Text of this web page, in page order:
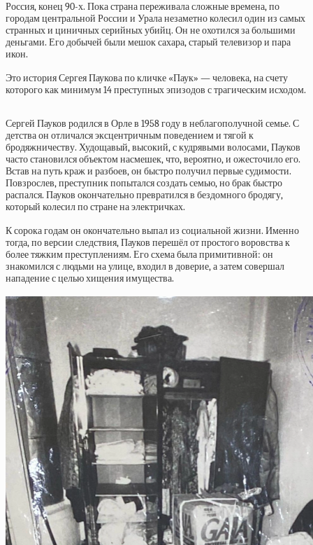
Россия, конец 90-х. Пока страна переживала сложные времена, по
городам центральной России и Урала незаметно колесил один из самых
странных и циничных серийных убийц. Он не охотился за большими
деньгами. Его добычей были мешок сахара, старый телевизор и пара
икон.
Это история Сергея Паукова по кличке «Паук» — человека, на счету
которого как минимум 14 преступных эпизодов с трагическим исходом.
Сергей Пауков родился в Орле в 1958 году в неблагополучной семье. С
детства он отличался эксцентричным поведением и тягой к
бродяжничеству. Худощавый, высокий, с кудрявыми волосами, Пауков
часто становился объектом насмешек, что, вероятно, и ожесточило его.
Встав на путь краж и разбоев, он быстро получил первые судимости.
Повзрослев, преступник попытался создать семью, но брак быстро
распался. Пауков окончательно превратился в бездомного бродягу,
который колесил по стране на электричках.
К сорока годам он окончательно выпал из социальной жизни. Именно
тогда, по версии следствия, Пауков перешёл от простого воровства к
более тяжким преступлениям. Его схема была примитивной: он
знакомился с людьми на улице, входил в доверие, а затем совершал
нападение с целью хищения имущества.